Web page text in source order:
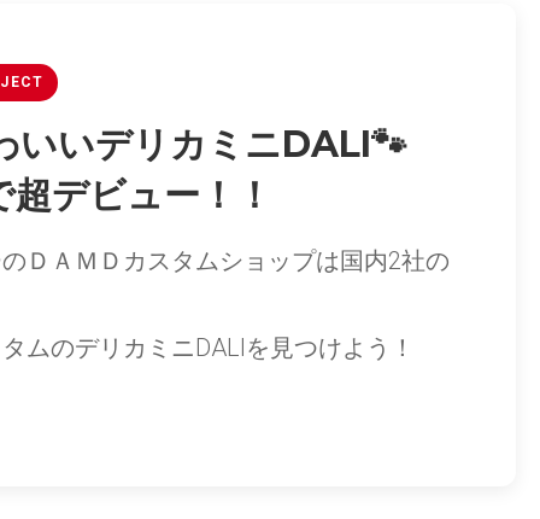
いいデリカミニDALI🐾
デビュー！！
ＤＡＭＤカスタムショップは国内2社の
ムのデリカミニDALIを見つけよう！